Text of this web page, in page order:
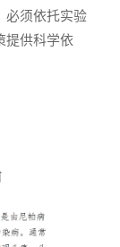
必须依托实验
提供科学依